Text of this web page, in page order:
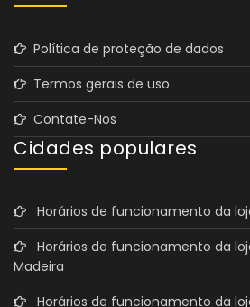
Política de proteção de dados
Termos gerais de uso
Contate-Nos
Cidades populares
Horários de funcionamento da
Horários de funcionamento da
Madeira
Horários de funcionamento da